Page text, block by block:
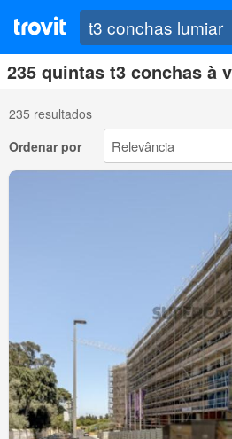
235 quintas t3 conchas à
235 resultados
Ordenar por